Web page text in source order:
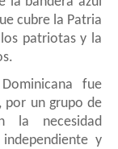
cubrela Patria
patriotasy la
fue
por un grupo de
la necesidad
iente y